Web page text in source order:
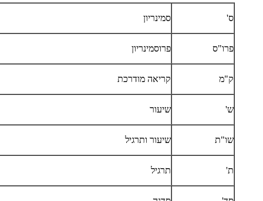
ס' סמינריון
פרו"ס פרוסמינריון
ק"מ קריאה מודרכת
ש' שיעור
שו"ת שיעור ותרגיל
ת' תרגיל